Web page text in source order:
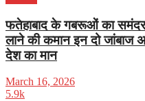
फतेहाबाद के गबरूओं का
लाने की कमान इन दो जांबाज
देश का मान
March 16, 2026
5.9k